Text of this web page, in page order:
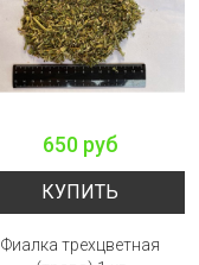
650 руб
КУПИТЬ
Фиалка трехцветная